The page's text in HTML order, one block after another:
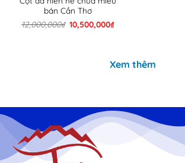
bán Cần Thơ
12,000,000₫ Giá
gốc
10,500,000₫Giá
Xem thêm